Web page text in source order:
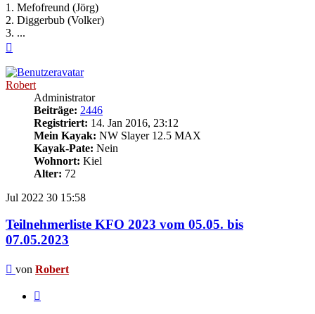
1. Mefofreund (Jörg)
2. Diggerbub (Volker)
3. ...
Robert
Administrator
Beiträge: 2446
Registriert: 14. Jan 2016, 23:12
Mein Kayak: NW Slayer 12.5 MAX
Kayak-Pate: Nein
Wohnort: Kiel
Alter: 72
Jul 2022 30 15:58
Teilnehmerliste KFO 2023 vom 05.05. bis
07.05.2023
Beitrag
von Robert